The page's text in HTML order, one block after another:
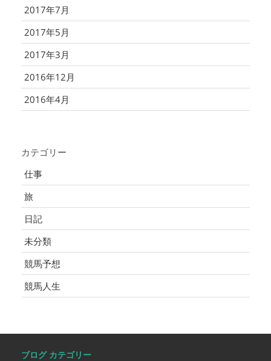
2017年7月
2017年5月
2017年3月
2016年12月
2016年4月
カテゴリー
仕事
旅
日記
未分類
競馬予想
競馬人生
ブログ カテゴリー